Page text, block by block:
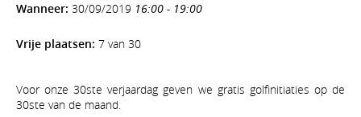
Wanneer: 30/09/2019 16:00 - 19:00
Vrije plaatsen: 7 van 30
Voor onze 30ste verjaardag geven we gratis golfinitiaties op de
30ste van de maand.